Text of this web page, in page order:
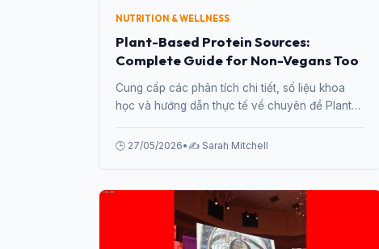
NUTRITION & WELLNESS
Plant-Based Protein Sources:
Complete Guide for Non-Vegans Too
Cung cấp các phân tích chi tiết, số liệu khoa
học và hướng dẫn thực tế về chuyên đề Plant-
Non-Vegans Too từ chuyên gia.
🕒 27/05/2026• ✍️ Sarah Mitchell